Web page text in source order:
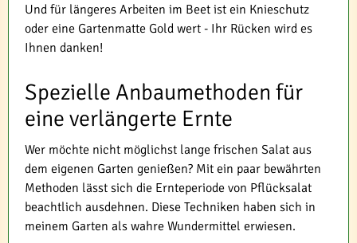
Und für längeres Arbeiten im Beet ist ein Knieschutz
oder eine Gartenmatte Gold wert - Ihr Rücken wird es
Ihnen danken!
Spezielle Anbaumethoden für
eine verlängerte Ernte
Wer möchte nicht möglichst lange frischen Salat aus
dem eigenen Garten genießen? Mit ein paar bewährten
Methoden lässt sich die Ernteperiode von Pflücksalat
beachtlich ausdehnen. Diese Techniken haben sich in
meinem Garten als wahre Wundermittel erwiesen.